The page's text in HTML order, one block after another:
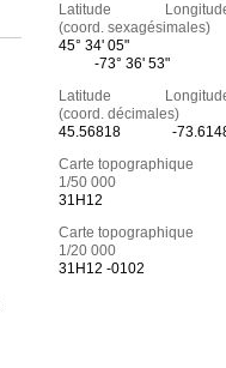
Latitude
(coord. sexagésimales)
45° 34' 05"
-73° 36' 53"
Latitude
(coord. décimales)
45.56818
-
Carte topographique
1/50 000
31H12
Carte topographique
1/20 000
31H12 -0102